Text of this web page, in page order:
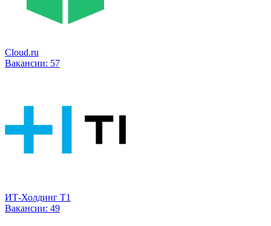
Cloud.ru
Вакансии: 57
ИТ-Холдинг Т1
Вакансии: 49